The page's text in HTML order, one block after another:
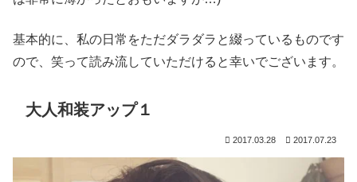
基本的に、私の日常をただダラダラと綴っているものです
ので、笑って読み流していただけると幸いでございます。
大人和装アップ１
2017.03.28 2017.07.23